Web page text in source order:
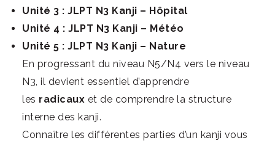
Unité 3 : JLPT N3 Kanji – Hôpital
Unité 4 : JLPT N3 Kanji – Météo
Unité 5 : JLPT N3 Kanji – Nature
En progressant du niveau N5/N4 vers le niveau
N3, il devient essentiel d’apprendre
les radicaux et de comprendre la structure
interne des kanji.
Connaître les différentes parties d’un kanji vous